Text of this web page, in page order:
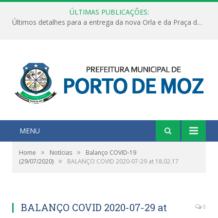
ÚLTIMAS PUBLICAÇÕES:
Últimos detalhes para a entrega da nova Orla e da Praça do Praião
MENU
Home » Notícias »
Balanço COVID-19
(29/07/2020) » BALANÇO COVID 2020-07-29 at 18.02.17
BALANÇO COVID 2020-07-29 at
0